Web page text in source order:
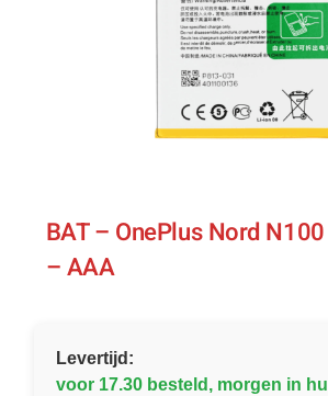
BAT – OnePlus Nord
– AAA
Levertijd:
voor 17.30 besteld, morgen in